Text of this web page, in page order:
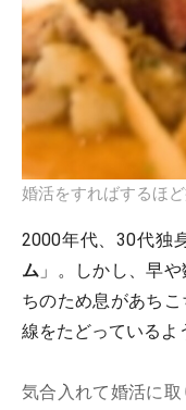
婚活をすればするほ
2000年代、30代独
ム 」。しかし、早
ちのため息があち
線をたどっているよ
気合入れて婚活に